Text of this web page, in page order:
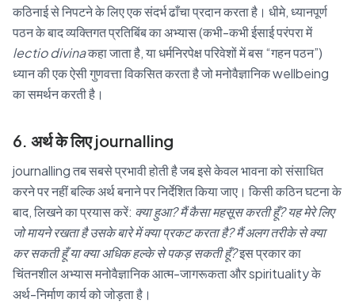
कठिनाई से निपटने के लिए एक संदर्भ ढाँचा प्रदान करता है। धीमे, ध्यानपूर्ण
पठन के बाद व्यक्तिगत प्रतिबिंब का अभ्यास (कभी-कभी ईसाई परंपरा में
lectio divinaकहा जाता है, या धर्मनिरपेक्ष परिवेशों में बस “गहन पठन”)
ध्यान की एक ऐसी गुणवत्ता विकसित करता है जो मनोवैज्ञानिक wellbeing
का समर्थन करती है।
6. अर्थ के लिए journalling
journalling तब सबसे प्रभावी होती है जब इसे केवल भावना को संसाधित
करने पर नहीं बल्कि अर्थ बनाने पर निर्देशित किया जाए। किसी कठिन घटना के
बाद, लिखने का प्रयास करें: क्या हुआ? मैं कैसा महसूस करती हूँ? यह मेरे लिए
जो मायने रखता है उसके बारे में क्या प्रकट करता है? मैं अलग तरीके से क्या
कर सकती हूँ या क्या अधिक हल्के से पकड़ सकती हूँ?इस प्रकार का
चिंतनशील अभ्यास मनोवैज्ञानिक आत्म-जागरूकता और spirituality के
अर्थ-निर्माण कार्य को जोड़ता है।